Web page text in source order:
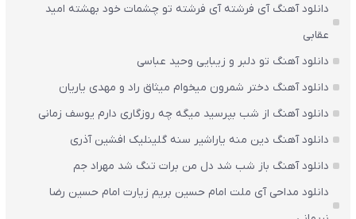
دانلود آهنگ آی فرشته آی فرشته تو چشمات خود بهشته امید
عقابی
دانلود آهنگ تو دلبر و زیبایی وحید عباسی
دانلود آهنگ دختر شمرون میخوام میثاق راد و مهدی یاریان
دانلود آهنگ از شب بپرسید میگه چه روزگاری دارم یوسف زمانی
دانلود آهنگ دین منه یاراشیر سنه گلینلیک افشین آذری
دانلود آهنگ باز شب شد دل من برات تنگ شد مهراد جم
دانلود مداحی آی ملت امام حسین بریم زیارت امام حسین رضا